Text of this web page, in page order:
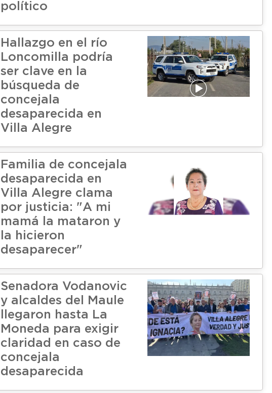
político
Hallazgo en el río
Loncomilla podría
ser clave en la
búsqueda de
concejala
desaparecida en
Villa Alegre
Familia de concejala
desaparecida en
Villa Alegre clama
por justicia: "A mi
mamá la mataron y
la hicieron
desaparecer"
Senadora Vodanovic
y alcaldes del Maule
llegaron hasta La
Moneda para exigir
claridad en caso de
concejala
desaparecida